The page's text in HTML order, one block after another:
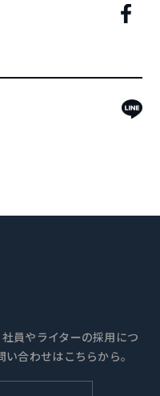
員やライターの採用につ
合わせはこちらから。